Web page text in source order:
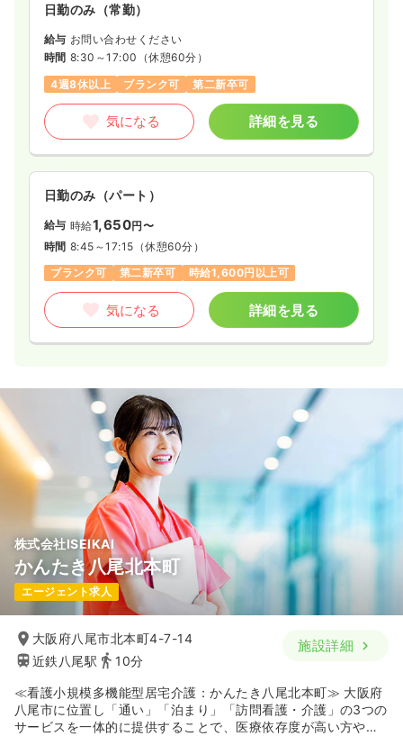
日勤のみ（常勤）
給与 お問い合わせください
時間 8:30～17:00 （休憩60分）
4週8休以上
ブランク可 第二新卒可
気になる 詳細を見る
日勤のみ（パート）
給与 時給1,650円〜
時間 8:45～17:15 （休憩60分）
ブランク可
第二新卒可 時給1,600円以上可
気になる 詳細を見る
株式会社ISEIKAI
かんたき八尾北本町
エージェント求人
大阪府八尾市北本町4-7-14
近鉄八尾駅
10分
施設詳細
≪看護小規模多機能型居宅介護：かんたき八尾北本町≫ 大阪府
八尾市に位置し「通い」「泊まり」「訪問看護・介護」の3つの
サービスを一体的に提供することで、医療依存度が高い方やタ